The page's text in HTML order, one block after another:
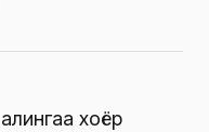
хоёр